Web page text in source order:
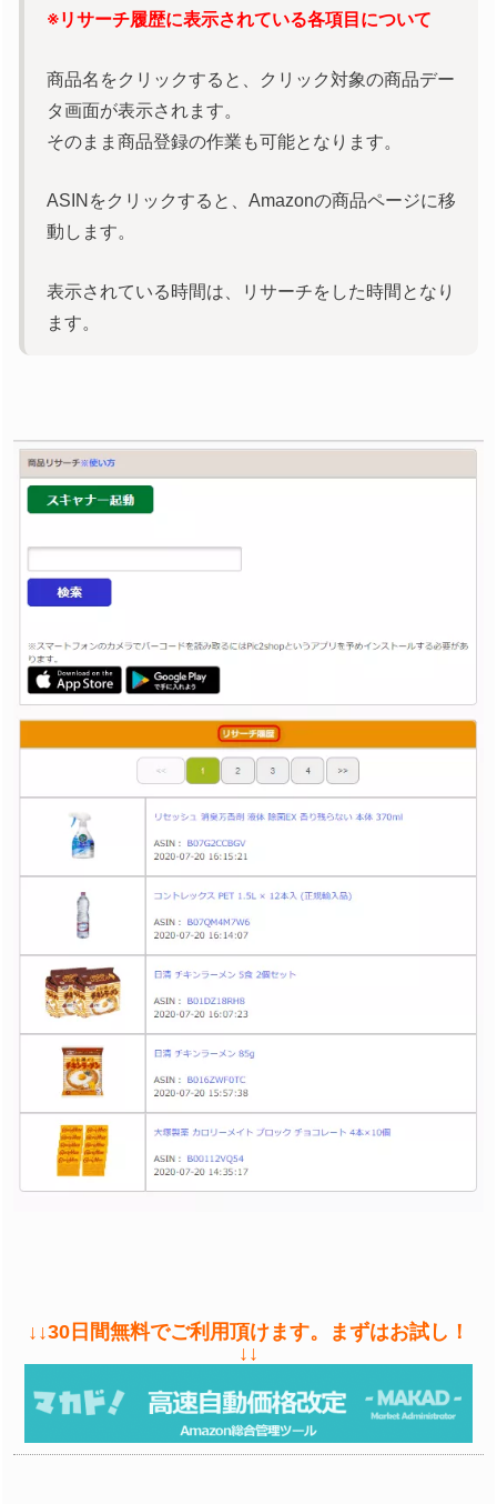
※リサーチ履歴に表示されている各項目について
商品名をクリックすると、クリック対象の商品デー
タ画面が表示されます。
そのまま商品登録の作業も可能となります。
ASINをクリックすると、Amazonの商品ページに移
動します。
表示されている時間は、リサーチをした時間となり
ます。
↓↓30日間無料でご利用頂けます。まずはお試し！
↓↓